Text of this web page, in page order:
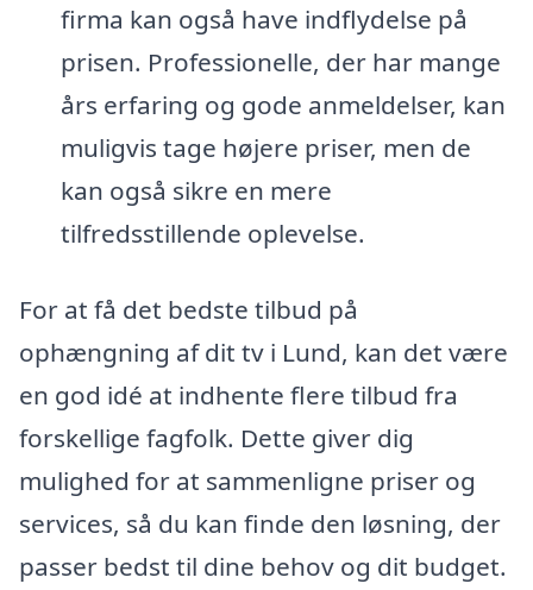
firma kan også have indflydelse på
prisen. Professionelle, der har mange
års erfaring og gode anmeldelser, kan
muligvis tage højere priser, men de
kan også sikre en mere
tilfredsstillende oplevelse.
For at få det bedste tilbud på
ophængning af dit tv i Lund, kan det være
en god idé at indhente flere tilbud fra
forskellige fagfolk. Dette giver dig
mulighed for at sammenligne priser og
services, så du kan finde den løsning, der
passer bedst til dine behov og dit budget.